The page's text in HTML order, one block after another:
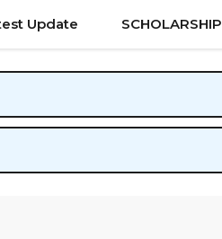
Update SCHOLARSHIP